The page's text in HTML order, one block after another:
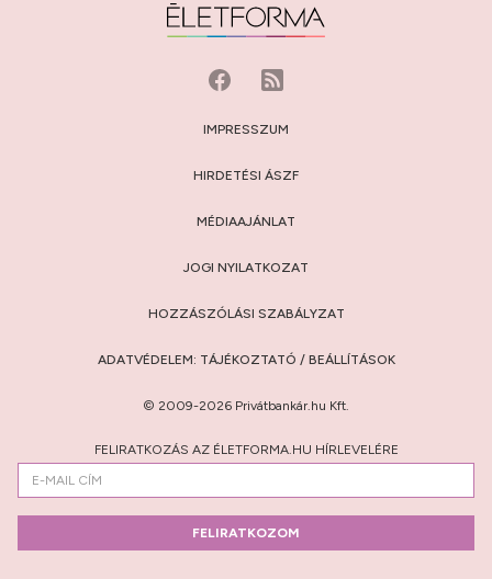
IMPRESSZUM
HIRDETÉSI ÁSZF
MÉDIAAJÁNLAT
JOGI NYILATKOZAT
HOZZÁSZÓLÁSI SZABÁLYZAT
ADATVÉDELEM: TÁJÉKOZTATÓ / BEÁLLÍTÁSOK
© 2009-2026 Privátbankár.hu Kft.
FELIRATKOZÁS AZ ÉLETFORMA.HU HÍRLEVELÉRE
FELIRATKOZOM